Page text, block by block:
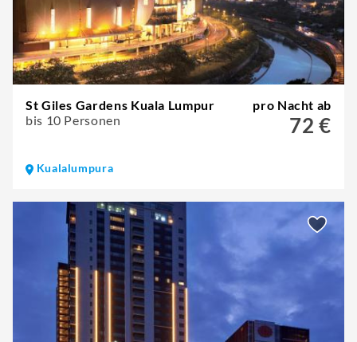
St Giles Gardens Kuala Lumpur
bis 10 Personen
pro Nacht ab
72 €
Kualalumpura